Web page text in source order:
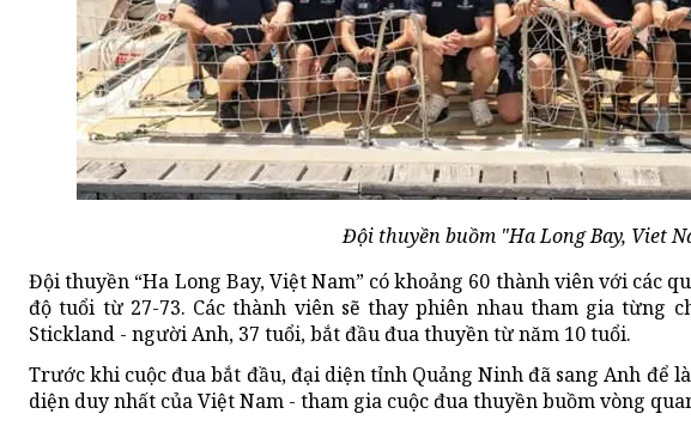
Đội thuyền buồm "Ha Long Bay, Viet
Đội thuyền “Ha Long Bay, Việt Nam” có khoảng 60 thành viên với các
độ tuổi từ 27-73. Các thành viên sẽ thay phiên nhau tham gia từng
Stickland - người Anh, 37 tuổi, bắt đầu đua thuyền từ năm 10 tuổi.
Trước khi cuộc đua bắt đầu, đại diện tỉnh Quảng Ninh đã sang Anh để
diện duy nhất của Việt Nam - tham gia cuộc đua thuyền buồm vòng